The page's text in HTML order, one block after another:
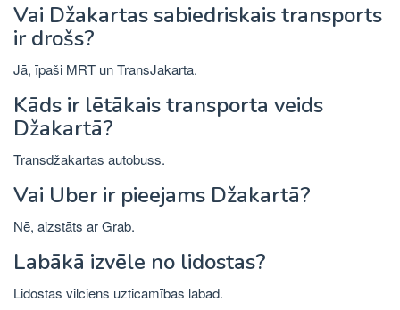
Vai Džakartas sabiedriskais transports
ir drošs?
Jā, īpaši MRT un TransJakarta.
Kāds ir lētākais transporta veids
Džakartā?
Transdžakartas autobuss.
Vai Uber ir pieejams Džakartā?
Nē, aizstāts ar Grab.
Labākā izvēle no lidostas?
Lidostas vilciens uzticamības labad.